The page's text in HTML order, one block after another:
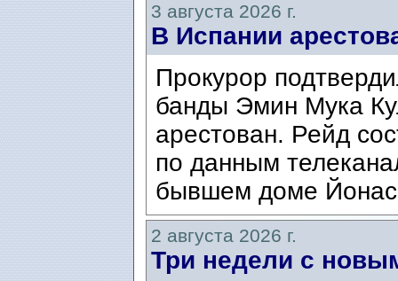
3 августа 2026 г.
В Испании
Прокурор
банды Эмин Мука
арестован. Рейд
по данным
бывшем доме
2 августа 2026 г.
Три недели с